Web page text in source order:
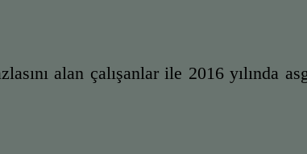
alan çalışanlar ile 2016 yılında